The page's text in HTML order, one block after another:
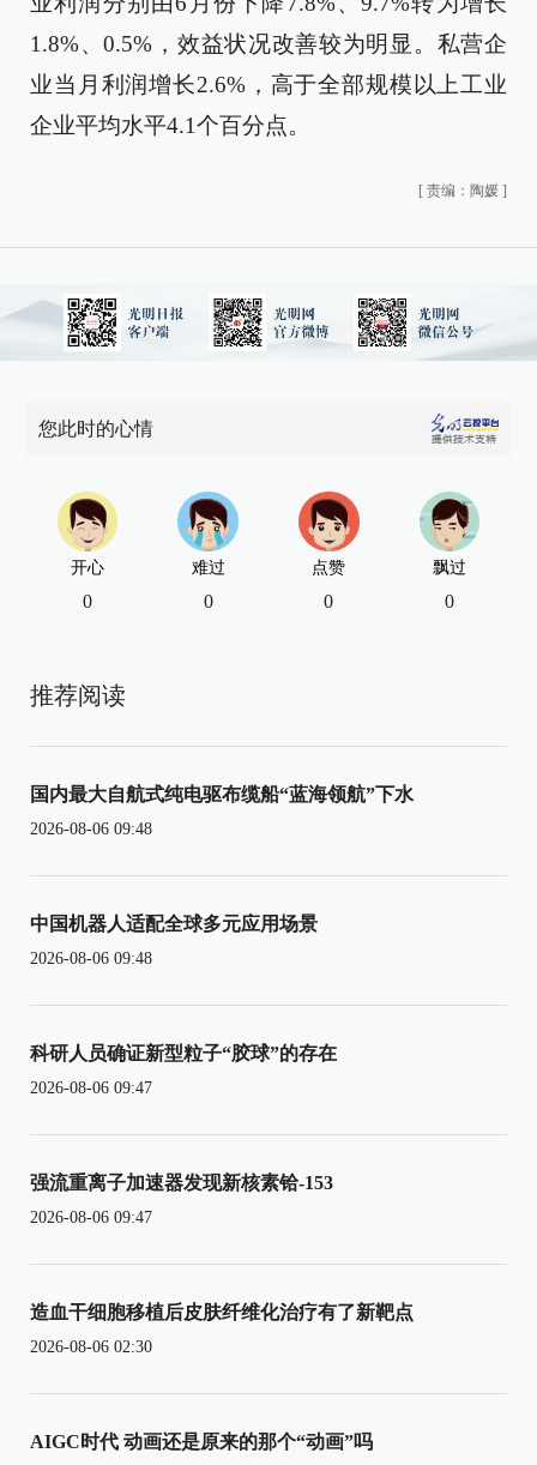
1.8%、0.5%，效益状况改善较为明显。私营企
业当月利润增长2.6%，高于全部规模以上工业
企业平均水平4.1个百分点。
[ 责编：陶媛 ]
您此时的心情
开心
0
难过
0
点赞
0
飘过
0
推荐阅读
国内最大自航式纯电驱布缆船“蓝海领航”下水
2026-08-06 09:48
中国机器人适配全球多元应用场景
2026-08-06 09:48
科研人员确证新型粒子“胶球”的存在
2026-08-06 09:47
强流重离子加速器发现新核素铪-153
2026-08-06 09:47
造血干细胞移植后皮肤纤维化治疗有了新靶点
2026-08-06 02:30
AIGC时代 动画还是原来的那个“动画”吗